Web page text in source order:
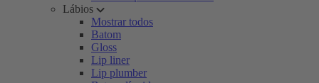
Lábios
Mostrar todos
Batom
Gloss
Lip liner
Lip plumber